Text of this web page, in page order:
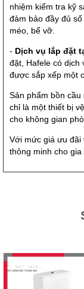
nhiệm kiểm tra kỹ
đảm bảo đầy đủ
méo, bể vỡ.
- Dịch vụ lắp đặt
đặt, Hafele có dịch
được sắp xếp một
Sản phẩm bồn cầu
chỉ là một thiết bị
cho không gian
Với mức giá ưu đãi
thông minh cho gia